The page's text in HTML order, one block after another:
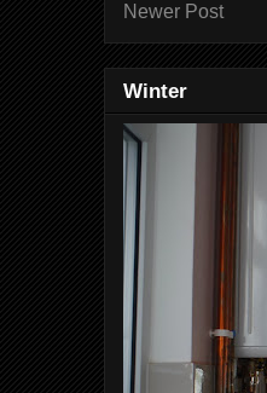
Newer Post
Winter